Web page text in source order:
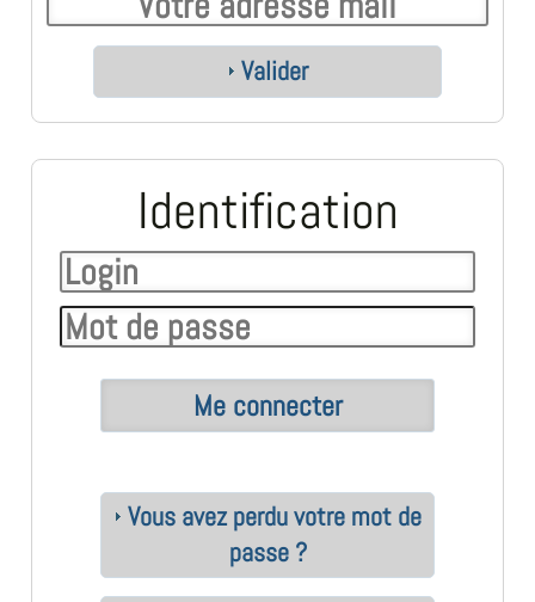
Valider
Identification
Vous avez perdu votre mot de
passe ?